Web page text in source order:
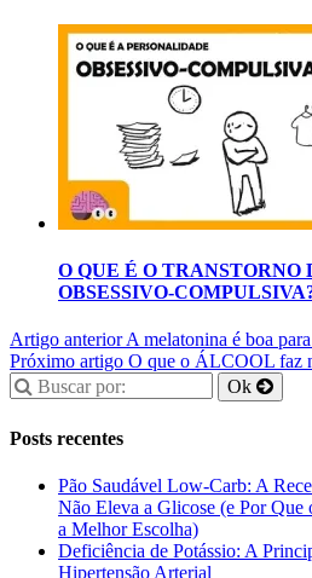
O QUE É O TRANSTORNO
OBSESSIVO-
Artigo anteriorA melatonina é boa
Próximo artigo O que o ÁLCOOL faz
Posts recentes
Pão Saudável Low-Carb: A
Não Eleva a Glicose (e Por Que
a Melhor Escolha)
Deficiência de Potássio: A
Hipertensão Arterial